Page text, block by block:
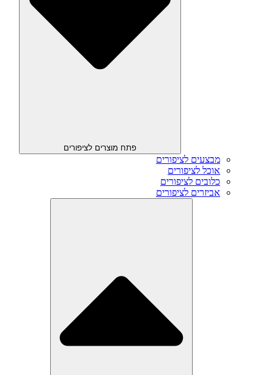
פתח מוצרים לציפורים
מבצעים לציפורים
אוכל לציפורים
כלובים לציפורים
אביזרים לציפורים